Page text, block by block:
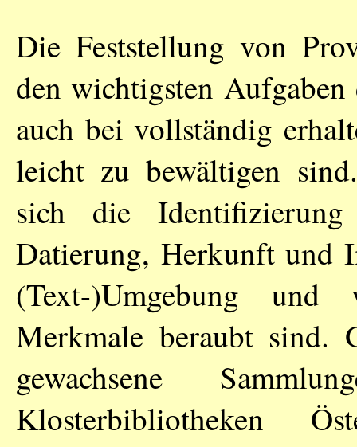
Die Feststellung von
den wichtigsten
auch bei vollständig
leicht zu bewältigen
sich die
Datierung, Herkunft und
(Text-)Umgebung und
Merkmale beraubt sind.
gewachsene
Klosterbibliotheken